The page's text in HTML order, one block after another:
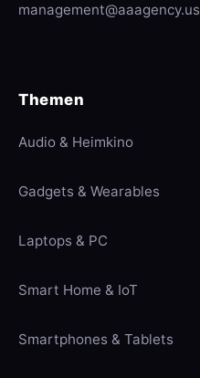
management@aaagency.us
Themen
Audio & Heimkino
Gadgets & Wearables
Laptops & PC
Smart Home & IoT
Smartphones & Tablets